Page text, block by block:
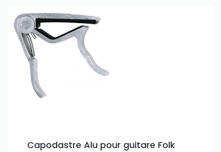
Capodastre Alu pour guitare Folk